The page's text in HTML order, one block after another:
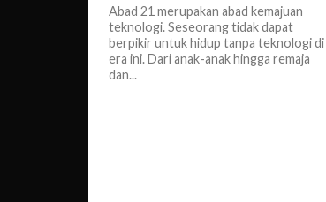
Abad 21 merupakan abad kemajuan
teknologi. Seseorang tidak dapat
berpikir untuk hidup tanpa teknologi di
era ini. Dari anak-anak hingga remaja
dan...